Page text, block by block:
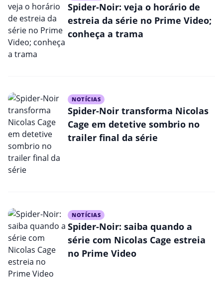
Spider-Noir: veja o horário de
estreia da série no Prime Video;
conheça a trama
NOTÍCIAS
Spider-Noir transforma Nicolas
Cage em detetive sombrio no
trailer final da série
NOTÍCIAS
Spider-Noir: saiba quando a
série com Nicolas Cage estreia
no Prime Video